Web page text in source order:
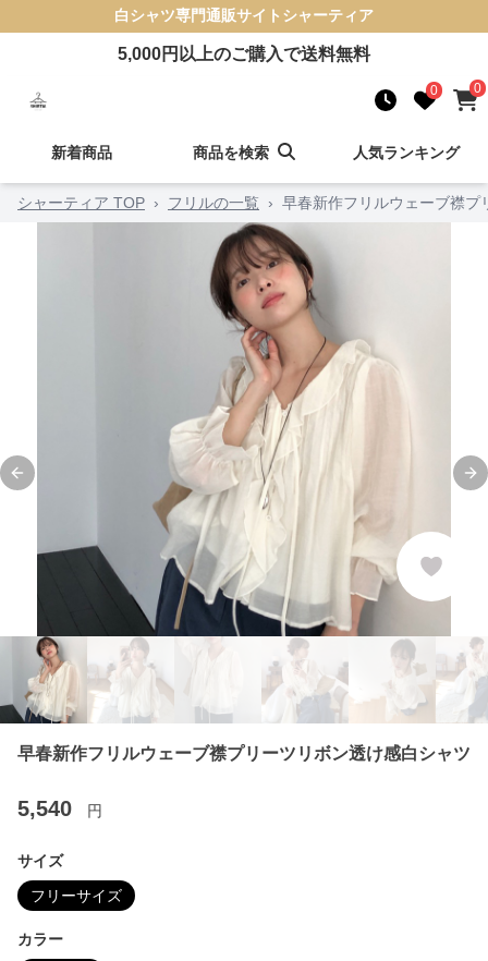
白シャツ専門通販サイト シャーティア
5,000円以上のご購入で送料無料
0 0
新着商品 商品を検索 人気ランキング
シャーティア TOP › フリルの一覧 › 早春新作フリルウェーブ襟プ
Previous slide
早春新作フリルウェーブ襟プリーツリボン透け感白シャツ
5,540 円
サイズ
フリーサイズ
カラー